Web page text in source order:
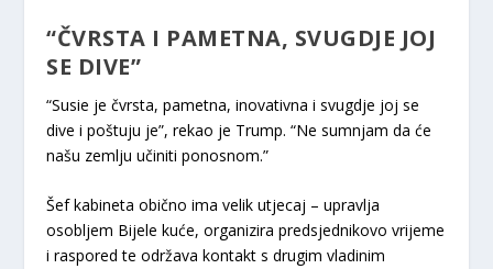
“ČVRSTA I PAMETNA, SVUGDJE JOJ
SE DIVE”
“Susie je čvrsta, pametna, inovativna i svugdje joj se
dive i poštuju je”, rekao je Trump. “Ne sumnjam da će
našu zemlju učiniti ponosnom.”
Šef kabineta obično ima velik utjecaj – upravlja
osobljem Bijele kuće, organizira predsjednikovo vrijeme
i raspored te održava kontakt s drugim vladinim